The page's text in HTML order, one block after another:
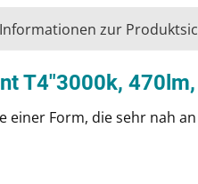
Informationen zur
T4"3000k,
einer Form, die sehr nah